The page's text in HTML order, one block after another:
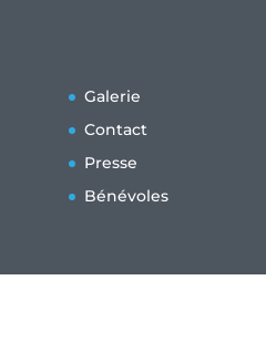
Galerie
Contact
Presse
Bénévoles